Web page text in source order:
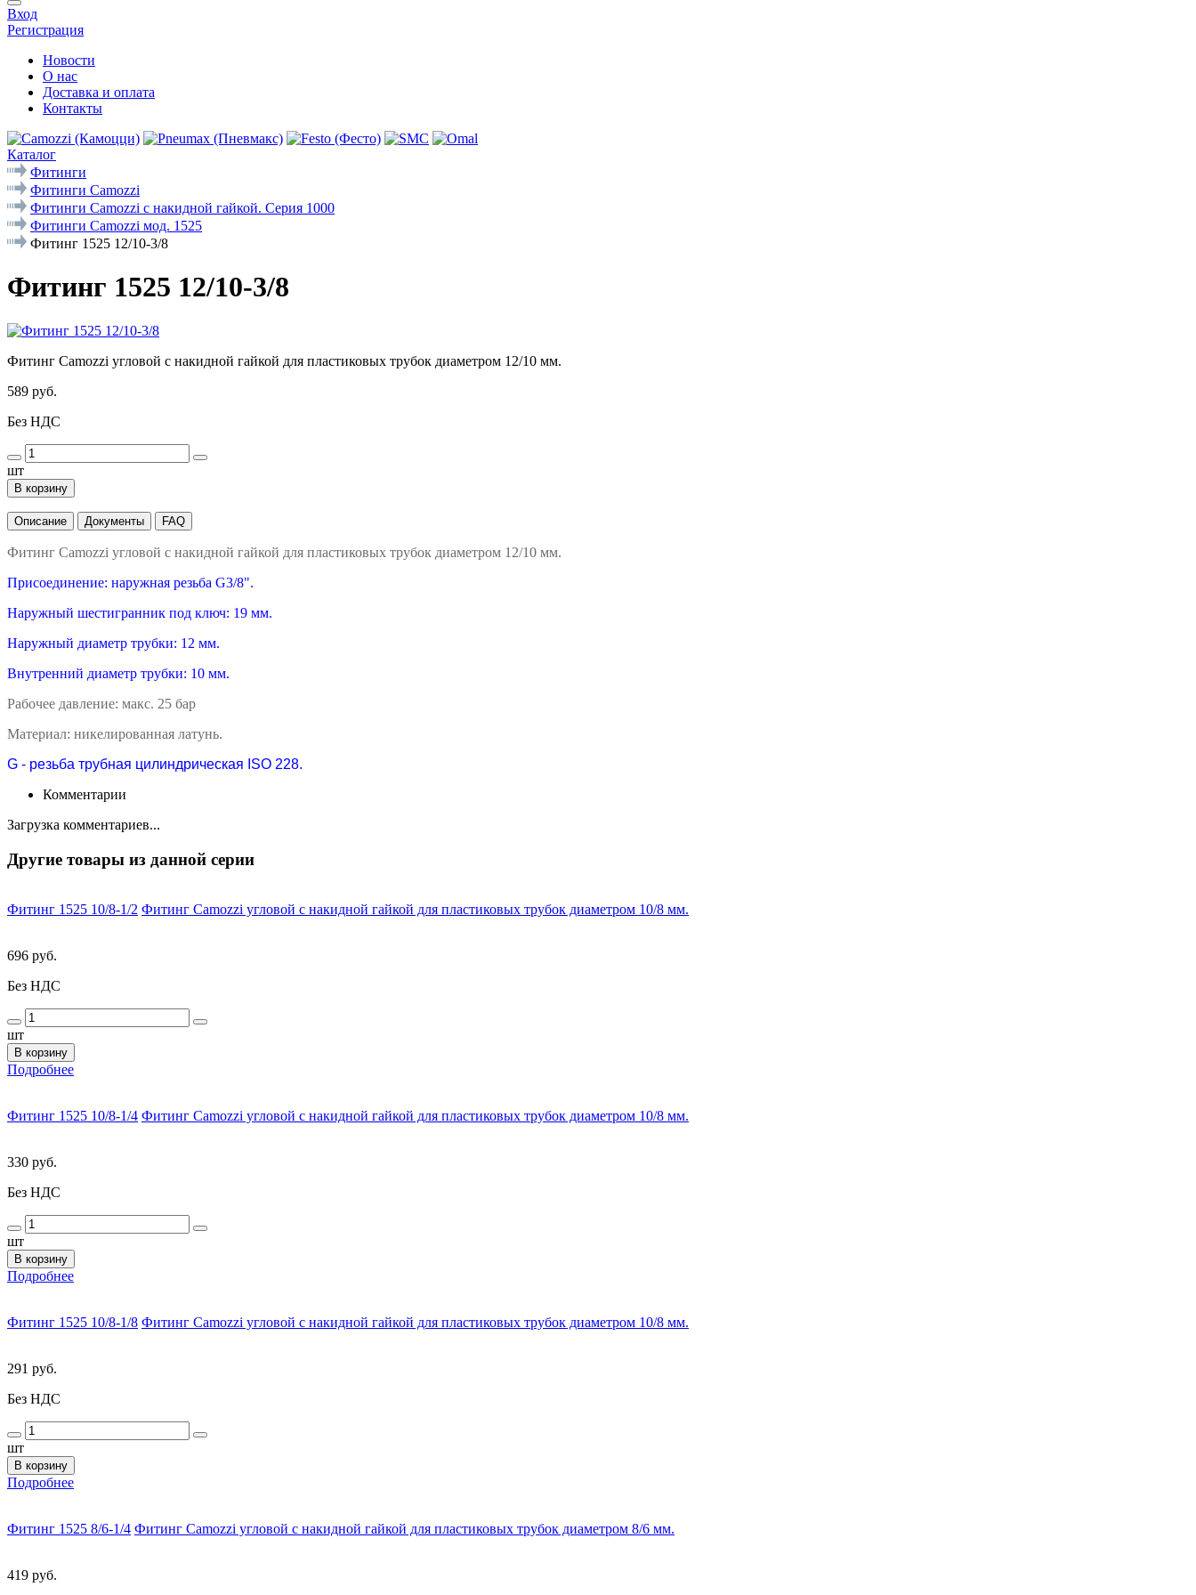
Вход
Регистрация
Новости
О нас
Доставка и оплата
Контакты
Каталог
Фитинги
Фитинги Camozzi
Фитинги Camozzi с накидной гайкой. Серия 1000
Фитинги Camozzi мод. 1525
Фитинг 1525 12/10-3/8
Фитинг 1525 12/10-3/8
Фитинг Camozzi угловой с накидной гайкой для пластиковых трубок диаметром 12/10 мм.
589 руб.
Без НДС
шт
В корзину
Описание Документы FAQ
Фитинг Camozzi угловой с накидной гайкой для пластиковых трубок диаметром 12/10 мм.
Присоединение: наружная резьба G3/8".
Наружный шестигранник под ключ: 19 мм.
Наружный диаметр трубки: 12 мм.
Внутренний диаметр трубки: 10 мм.
Рабочее давление: макс. 25 бар
Материал: никелированная латунь.
G - резьба трубная цилиндрическая ISO 228.
Комментарии
Загрузка комментариев...
Другие товары из данной серии
Фитинг 1525 10/8-1/2 Фитинг Camozzi угловой с накидной гайкой для пластиковых трубок диаметром 10/8 мм.
696 руб.
Без НДС
шт
В корзину
Подробнее
Фитинг 1525 10/8-1/4 Фитинг Camozzi угловой с накидной гайкой для пластиковых трубок диаметром 10/8 мм.
330 руб.
Без НДС
шт
В корзину
Подробнее
Фитинг 1525 10/8-1/8 Фитинг Camozzi угловой с накидной гайкой для пластиковых трубок диаметром 10/8 мм.
291 руб.
Без НДС
шт
В корзину
Подробнее
Фитинг 1525 8/6-1/4 Фитинг Camozzi угловой с накидной гайкой для пластиковых трубок диаметром 8/6 мм.
419 руб.